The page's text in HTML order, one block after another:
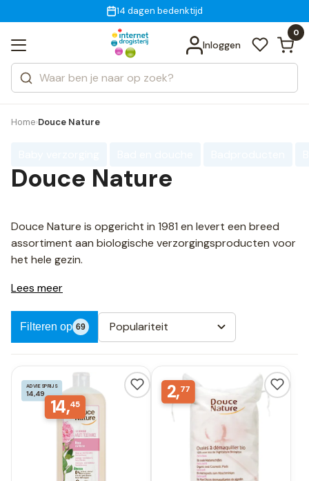
voor 18:00 uur besteld
Gratis bezorging
14 dagen bedenktijd
Inloggen
0
Zoeken
Categorieën
Merken
Bekijk alle resultaten
Home›Douce Nature
Douce Nature
Douce Nature is opgericht in 1981 en levert een breed
assortiment aan biologische verzorgingsproducten voor
het hele gezin.
Lees meer
Filteren op 69 Populariteit
ADVIESPRIJS
14,49
14,45
2,77